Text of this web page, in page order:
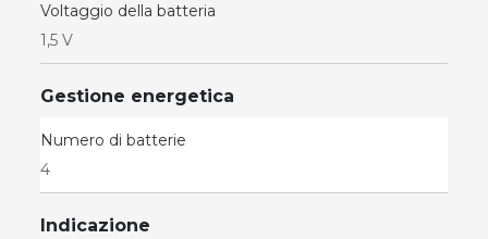
Voltaggio della batteria
1,5 V
Gestione energetica
Numero di batterie
4
Indicazione